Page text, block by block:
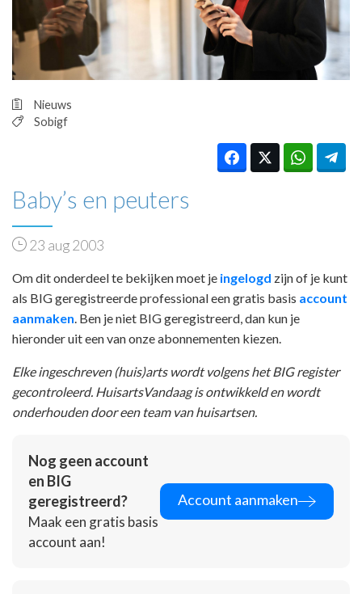
PRAKTIJKZAKEN
TARIEVEN
VPHUISARTSEN
Nieuws
Sobigf
Baby’s en peuters
23 aug 2003
Om dit onderdeel te bekijken moet je ingelogd zijn of je kunt
als BIG geregistreerde professional een gratis basis account
aanmaken . Ben je niet BIG geregistreerd, dan kun je
hieronder uit een van onze abonnementen kiezen.
Elke ingeschreven (huis)arts wordt volgens het BIG register
gecontroleerd. HuisartsVandaag is ontwikkeld en wordt
onderhouden door een team van huisartsen.
Nog geen account
en BIG
geregistreerd?
Maak een gratis basis
account aan!
Account aanmaken